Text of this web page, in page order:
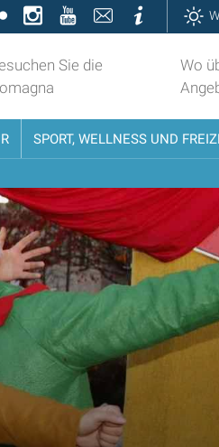
FlickrInstagramYouTubeContatti
Sie die
Wo
SPORT, WELLNESS UND